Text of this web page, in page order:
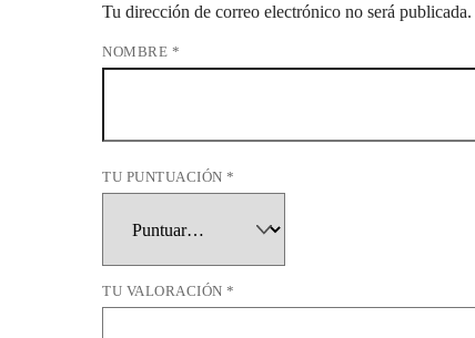
Tu dirección de correo electrónico no será publicada.
NOMBRE *
TU PUNTUACIÓN*
TU VALORACIÓN*